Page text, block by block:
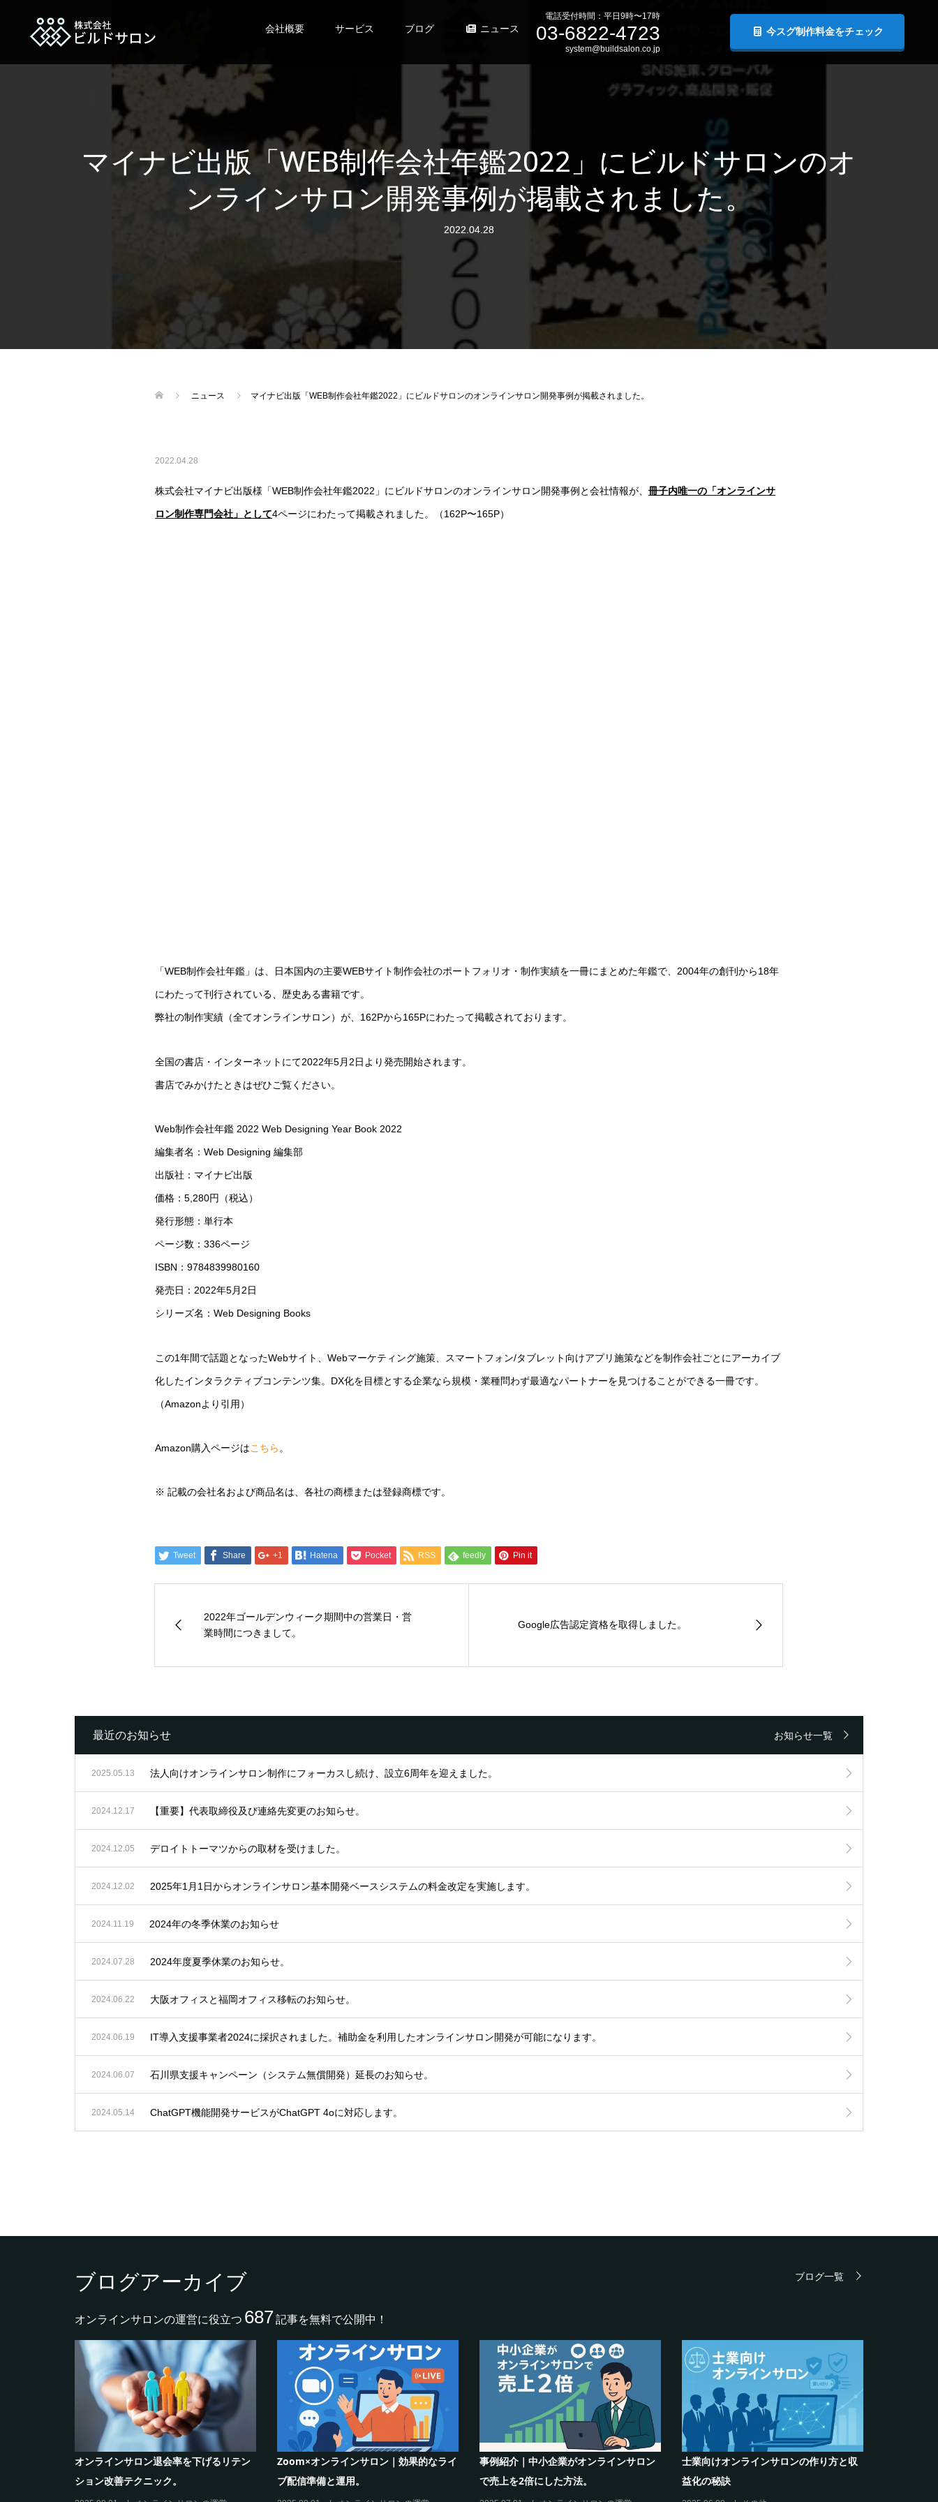
会社概要 サービス ブログ ニュース 今スグ制作料金をチェック
電話受付時間：平日9時〜17時
03-6822-4723
system@buildsalon.co.jp
マイナビ出版「WEB制作会社年鑑2022」にビルドサロンのオ
ンラインサロン開発事例が掲載されました。
2022.04.28
ニュース マイナビ出版「WEB制作会社年鑑2022」にビルドサロンのオンラインサロン開発事例が掲載されました。
2022.04.28
株式会社マイナビ出版様「WEB制作会社年鑑2022」にビルドサロンのオンラインサロン開発事例と会社情報が、 冊子内唯一の「オンラインサ
ロン制作専門会社」として4ページにわたって掲載されました。（162P〜165P）
「WEB制作会社年鑑」は、日本国内の主要WEBサイト制作会社のポートフォリオ・制作実績を一冊にまとめた年鑑で、2004年の創刊から18年
にわたって刊行されている、歴史ある書籍です。
弊社の制作実績（全てオンラインサロン）が、162Pから165Pにわたって掲載されております。
全国の書店・インターネットにて2022年5月2日より発売開始されます。
書店でみかけたときはぜひご覧ください。
Web制作会社年鑑 2022 Web Designing Year Book 2022
編集者名：Web Designing 編集部
出版社：マイナビ出版
価格：5,280円（税込）
発行形態：単行本
ページ数：336ページ
ISBN：9784839980160
発売日：2022年5月2日
シリーズ名：Web Designing Books
この1年間で話題となったWebサイト、Webマーケティング施策、スマートフォン/タブレット向けアプリ施策などを制作会社ごとにアーカイブ
化したインタラクティブコンテンツ集。DX化を目標とする企業なら規模・業種問わず最適なパートナーを見つけることができる一冊です。
（Amazonより引用）
Amazon購入ページはこちら 。
※ 記載の会社名および商品名は、各社の商標または登録商標です。
Tweet Share +1 Hatena Pocket RSS feedly Pin it
2022年ゴールデンウィーク期間中の営業日・営
業時間につきまして。
Google広告認定資格を取得しました。
最近のお知らせ お知らせ一覧
2025.05.13 法人向けオンラインサロン制作にフォーカスし続け、設立6周年を迎えました。
2024.12.17 【重要】代表取締役及び連絡先変更のお知らせ。
2024.12.05 デロイトトーマツからの取材を受けました。
2024.12.02 2025年1月1日からオンラインサロン基本開発ベースシステムの料金改定を実施します。
2024.11.19 2024年の冬季休業のお知らせ
2024.07.28 2024年度夏季休業のお知らせ。
2024.06.22 大阪オフィスと福岡オフィス移転のお知らせ。
2024.06.19 IT導入支援事業者2024に採択されました。補助金を利用したオンラインサロン開発が可能になります。
2024.06.07 石川県支援キャンペーン（システム無償開発）延長のお知らせ。
2024.05.14 ChatGPT機能開発サービスがChatGPT 4oに対応します。
ブログアーカイブ
オンラインサロンの運営に役立つ 687記事を無料で公開中！
ブログ一覧
シリーズ連載【運営者のお悩み解決】コ
コがポイント！リスキリングサロン運営
オンラインサロンでの”学び”がこれから
のリスキリングを先導すると言えるこれ
シリーズ連載【運営者のお悩み解決】～
現存のオンラインサロンをリスキリング
クリエイター系オンラインサロンの話題
席巻-”マッシュル”について調べてみた!